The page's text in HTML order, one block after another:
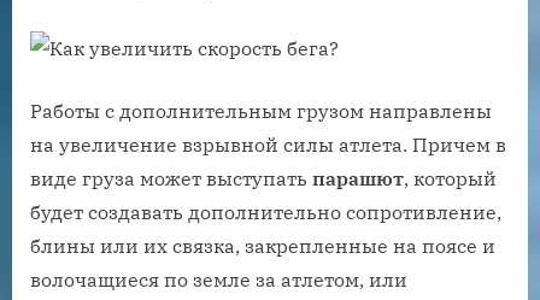
Работы с дополнительным грузом направлены
на увеличение взрывной силы атлета. Причем в
виде груза может выступать парашют, который
будет создавать дополнительно сопротивление,
блины или их связка, закрепленные на поясе и
волочащиеся по земле за атлетом, или